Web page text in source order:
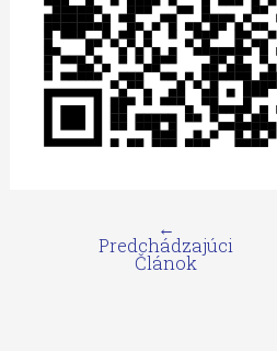
←
Predchádzajúci
Článok